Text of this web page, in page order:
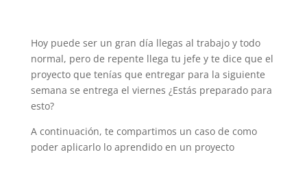
Hoy puede ser un gran día llegas al trabajo y todo
normal, pero de repente llega tu jefe y te dice que el
proyecto que tenías que entregar para la siguiente
semana se entrega el viernes ¿Estás preparado para
esto?
A continuación, te compartimos un caso de como
poder aplicarlo lo aprendido en un proyecto